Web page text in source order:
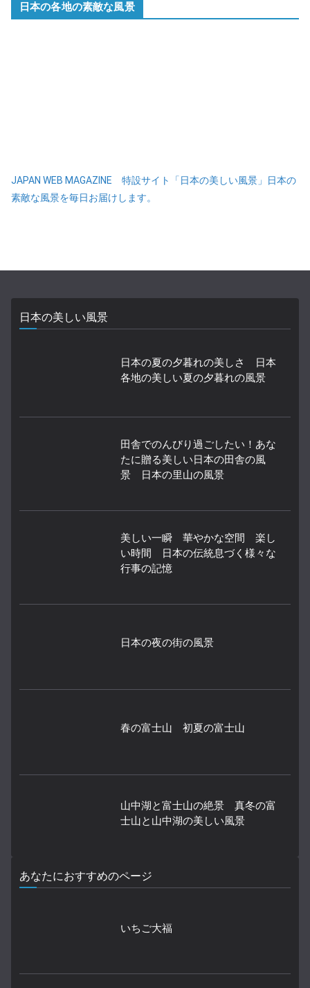
日本の各地の素敵な風景
JAPAN WEB MAGAZINE 特設サイト「日本の美しい風景」日本の
素敵な風景を毎日お届けします。
日本の美しい風景
日本の夏の夕暮れの美しさ 日本
各地の美しい夏の夕暮れの風景
田舎でのんびり過ごしたい！あな
たに贈る美しい日本の田舎の風
景 日本の里山の風景
美しい一瞬 華やかな空間 楽し
い時間 日本の伝統息づく様々な
行事の記憶
日本の夜の街の風景
春の富士山 初夏の富士山
山中湖と富士山の絶景 真冬の富
士山と山中湖の美しい風景
あなたにおすすめのページ
いちご大福